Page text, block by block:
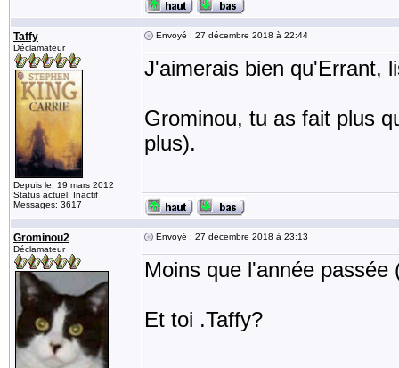
Taffy
Déclamateur
Depuis le: 19 mars 2012
Status actuel: Inactif
Messages: 3617
Envoyé : 27 décembre 2018 à 22:44
J'aimerais bien qu'Errant,
Grominou, tu as fait plus
plus).
Grominou2
Déclamateur
Envoyé : 27 décembre 2018 à 23:13
Moins que l'année
Et toi .Taffy?